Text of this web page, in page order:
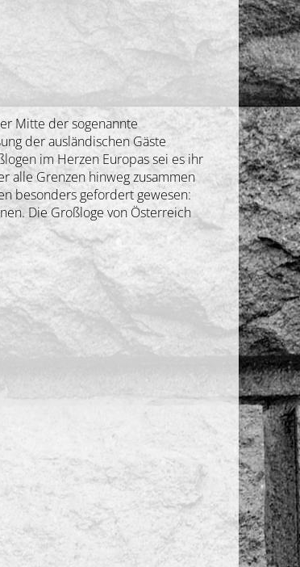
Mitte der sogenannte
der ausländischen Gäste
im Herzen Europas sei es ihr
alle Grenzen hinweg zusammen
besonders gefordert gewesen:
Die Großloge von Österreich